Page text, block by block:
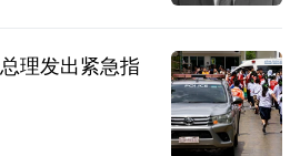
理发出紧急指